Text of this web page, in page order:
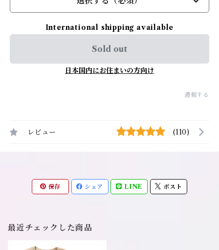
International shipping available
Sold out
日本国内にお住まいの方向け
通報する
レビュー (110)
保存 シェア LINE ポスト
最近チェックした商品